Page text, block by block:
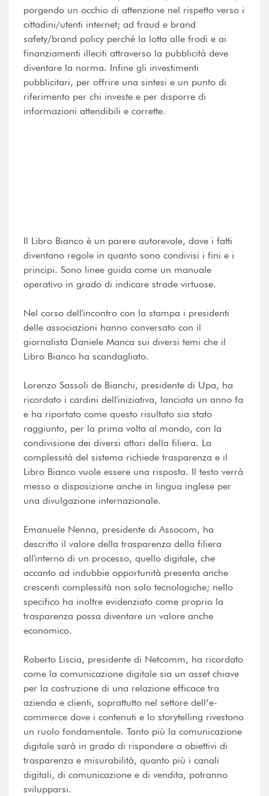
porgendo un occhio di attenzione nel rispetto verso i
cittadini/utenti internet; ad fraud e brand
safety/brand policy perché la lotta alle frodi e ai
finanziamenti illeciti attraverso la pubblicità deve
diventare la norma. Infine gli investimenti
pubblicitari, per offrire una sintesi e un punto di
riferimento per chi investe e per disporre di
informazioni attendibili e corrette.
Il Libro Bianco è un parere autorevole, dove i fatti
diventano regole in quanto sono condivisi i fini e i
principi. Sono linee guida come un manuale
operativo in grado di indicare strade virtuose.
Nel corso dell'incontro con la stampa i presidenti
delle associazioni hanno conversato con il
giornalista Daniele Manca sui diversi temi che il
Libro Bianco ha scandagliato.
Lorenzo Sassoli de Bianchi, presidente di Upa, ha
ricordato i cardini dell'iniziativa, lanciata un anno fa
e ha riportato come questo risultato sia stato
raggiunto, per la prima volta al mondo, con la
condivisione dei diversi attori della filiera. La
complessità del sistema richiede trasparenza e il
Libro Bianco vuole essere una risposta. Il testo verrà
messo a disposizione anche in lingua inglese per
una divulgazione internazionale.
Emanuele Nenna, presidente di Assocom, ha
descritto il valore della trasparenza della filiera
all'interno di un processo, quello digitale, che
accanto ad indubbie opportunità presenta anche
crescenti complessità non solo tecnologiche; nello
specifico ha inoltre evidenziato come proprio la
trasparenza possa diventare un valore anche
economico.
Roberto Liscia, presidente di Netcomm, ha ricordato
come la comunicazione digitale sia un asset chiave
per la costruzione di una relazione efficace tra
azienda e clienti, soprattutto nel settore dell’e-
commerce dove i contenuti e lo storytelling rivestono
un ruolo fondamentale. Tanto più la comunicazione
digitale sarà in grado di rispondere a obiettivi di
trasparenza e misurabilità, quanto più i canali
digitali, di comunicazione e di vendita, potranno
svilupparsi.